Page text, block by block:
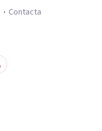
Contacta